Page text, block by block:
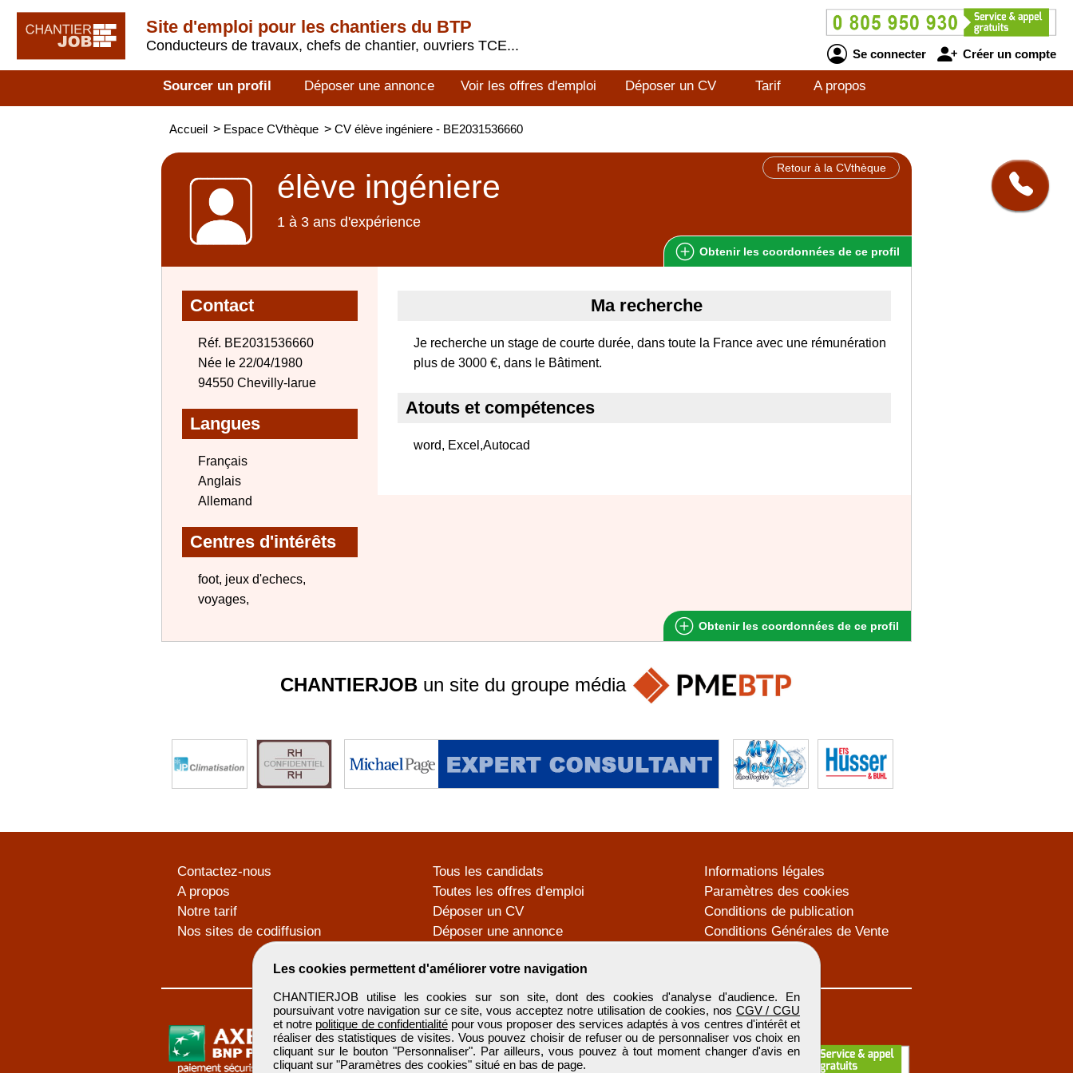
Site d'emploi pour les chantiers du BTP
Conducteurs de travaux, chefs de chantier, ouvriers TCE...
Se connecter Créer un compte
Sourcer un profil Déposer une annonce Voir les offres d'emploi Déposer un CV Tarif A propos
Accueil > Espace CVthèque > CV élève ingéniere - BE2031536660
Retour à la CVthèque
élève ingéniere
1 à 3 ans d'expérience
Obtenir les coordonnées de ce profil
Contact
Réf. BE2031536660
Née le 22/04/1980
94550 Chevilly-larue
Langues
Français
Anglais
Allemand
Centres d'intérêts
foot, jeux d'echecs,
voyages,
Ma recherche
Je recherche un stage de courte durée, dans toute la France avec une rémunération
plus de 3000 €, dans le Bâtiment.
Atouts et compétences
word, Excel,Autocad
Obtenir les coordonnées de ce profil
Les cookies permettent d'améliorer votre navigation
CHANTIERJOB utilise les cookies sur son site, dont des cookies d'analyse d'audience. En
poursuivant votre navigation sur ce site, vous acceptez notre utilisation de cookies, nos CGV / CGU
et notre politique de confidentialitépour vous proposer des services adaptés à vos centres d'intérêt et
réaliser des statistiques de visites. Vous pouvez choisir de refuser ou de personnaliser vos choix en
cliquant sur le bouton "Personnaliser". Par ailleurs, vous pouvez à tout moment changer d'avis en
cliquant sur "Paramètres des cookies" situé en bas de page.
CHANTIERJOBun site du groupe média
Contactez-nous
A propos
Notre tarif
Nos sites de codiffusion
Tous les candidats
Toutes les offres d'emploi
Déposer un CV
Déposer une annonce
Informations légales
Paramètres des cookies
Conditions de publication
Conditions Générales de Vente